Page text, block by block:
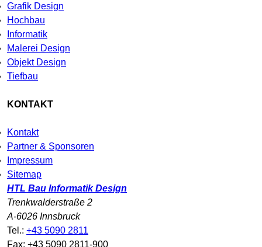
Grafik Design
Hochbau
Informatik
Malerei Design
Objekt Design
Tiefbau
KONTAKT
Kontakt
Partner & Sponsoren
Impressum
Sitemap
HTL Bau Informatik Design
Trenkwalderstraße 2
A-6026 Innsbruck
Tel.: +43 5090 2811
Fax: +43 5090 2811-900